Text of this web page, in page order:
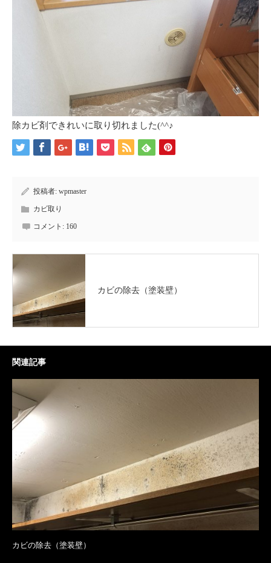
除カビ剤できれいに取り切れました(^^♪
投稿者: wpmaster
カビ取り
コメント: 160
カビの除去（塗装壁）
関連記事
カビの除去（塗装壁）